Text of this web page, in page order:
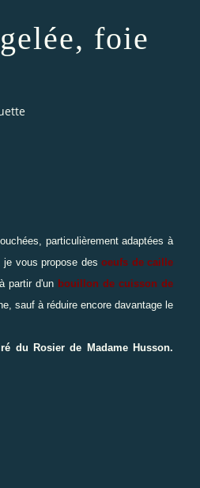
foie
particulièrement adaptées à
je vous propose desoeufs de caille
partir d'un bouillon de cuisson de
sauf à réduire encore davantage le
du Rosier de Madame Husson.